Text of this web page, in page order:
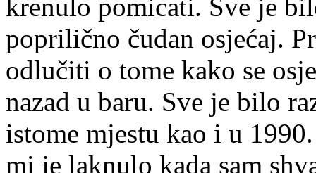
krenulo pomicati. Sve je
poprilično čudan osjećaj.
odlučiti o tome kako se
nazad u baru. Sve je bilo
istome mjestu kao i u
mi je laknulo kada sam